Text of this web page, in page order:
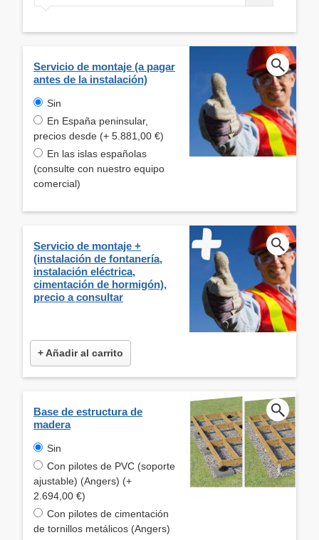
Servicio de montaje (a pagar
antes de la instalación)
Sin
En España peninsular,
precios desde (+ 5.881,00 €)
En las islas españolas
(consulte con nuestro equipo
comercial)
Servicio de montaje +
(instalación de fontanería,
instalación eléctrica,
cimentación de hormigón),
precio a consultar
+ Añadir al carrito
Base de estructura de
madera
Sin
Con pilotes de PVC (soporte
ajustable) (Angers) (+
2.694,00 €)
Con pilotes de cimentación
de tornillos metálicos (Angers)